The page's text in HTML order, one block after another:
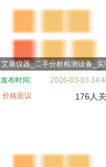
发布时间:
2026-03-03
价格面议
176人